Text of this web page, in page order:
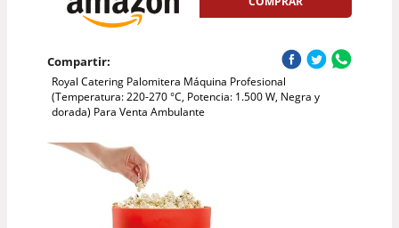
Compartir:
Royal Catering Palomitera Máquina Profesional
(Temperatura: 220-270 °C, Potencia: 1.500 W, Negra y
dorada) Para Venta Ambulante